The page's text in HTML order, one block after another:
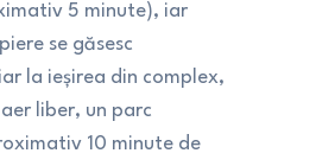
5 minute), iar
se găsesc
la ieșirea din complex,
liber, un parc
10 minute de